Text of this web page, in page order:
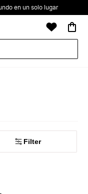
en un solo lugar
Filter